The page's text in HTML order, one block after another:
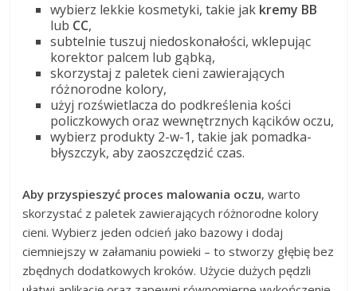
wybierz lekkie kosmetyki, takie jak kremy BB
lub CC,
subtelnie tuszuj niedoskonałości, wklepując
korektor palcem lub gąbką,
skorzystaj z paletek cieni zawierających
różnorodne kolory,
użyj rozświetlacza do podkreślenia kości
policzkowych oraz wewnętrznych kącików oczu,
wybierz produkty 2-w-1, takie jak pomadka-
błyszczyk, aby zaoszczędzić czas.
Aby przyspieszyć proces malowania oczu, warto
skorzystać z paletek zawierających różnorodne kolory
cieni. Wybierz jeden odcień jako bazowy i dodaj
ciemniejszy w załamaniu powieki – to stworzy głębię bez
zbędnych dodatkowych kroków. Użycie dużych pędzli